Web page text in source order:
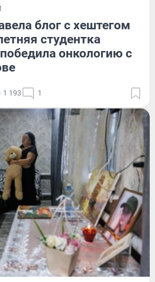
блог с хештегом
студентка
онкологию с
1 193 1